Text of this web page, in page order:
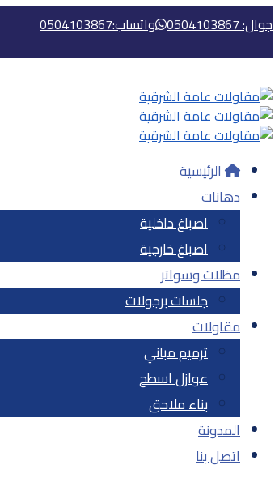
جوال: 0504103867 واتساب:0504103867
الرئيسية‎
دهانات‎
اصباغ داخلية‎
اصباغ خارجية‎
مظلات‎ وسواتر‎
جلسات برجولات‎
مقاولات‎
ترميم مباني‎
عوازل اسطح‎
بناء ملاحق‎
المدونة‎
اتصل بنا‎